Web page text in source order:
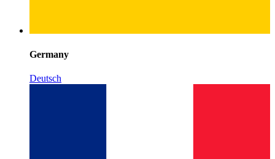
Germany
Deutsch